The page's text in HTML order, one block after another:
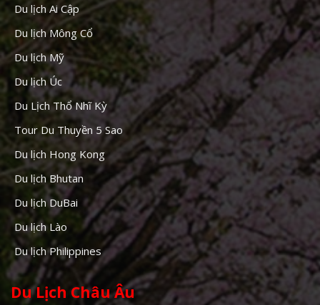
Du lịch Ai Cập
Du lịch Mông Cổ
Du lịch Mỹ
Du lịch Úc
Du Lịch Thổ Nhĩ Kỳ
Tour Du Thuyền 5 Sao
Du lịch Hong Kong
Du lịch Bhutan
Du lịch DuBai
Du lịch Lào
Du lịch Philippines
Du Lịch Châu Âu